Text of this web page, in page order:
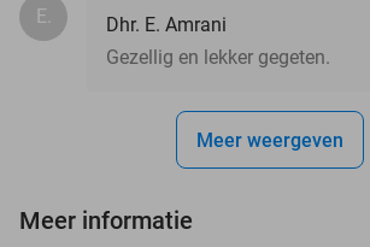
E.
Dhr. E. Amrani
Gezellig en lekker gegeten.
Meer weergeven
Meer informatie